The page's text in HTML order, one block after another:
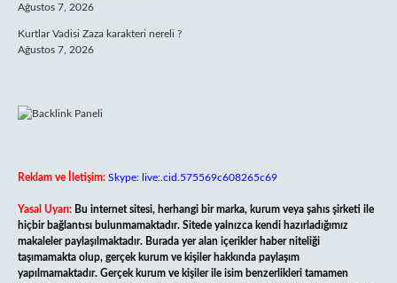
Ağustos 7, 2026
Kurtlar Vadisi Zaza karakteri nereli ?
Ağustos 7, 2026
Reklam ve İletişim: Skype: live:.cid.575569c608265c69
Yasal Uyarı: Bu internet sitesi, herhangi bir marka, kurum veya şahıs şirketi ile
hiçbir bağlantısı bulunmamaktadır. Sitede yalnızca kendi hazırladığımız
makaleler paylaşılmaktadır. Burada yer alan içerikler haber niteliği
taşımamakta olup, gerçek kurum ve kişiler hakkında paylaşım
yapılmamaktadır. Gerçek kurum ve kişiler ile isim benzerlikleri tamamen